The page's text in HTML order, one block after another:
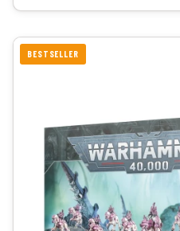
BESTSELLER